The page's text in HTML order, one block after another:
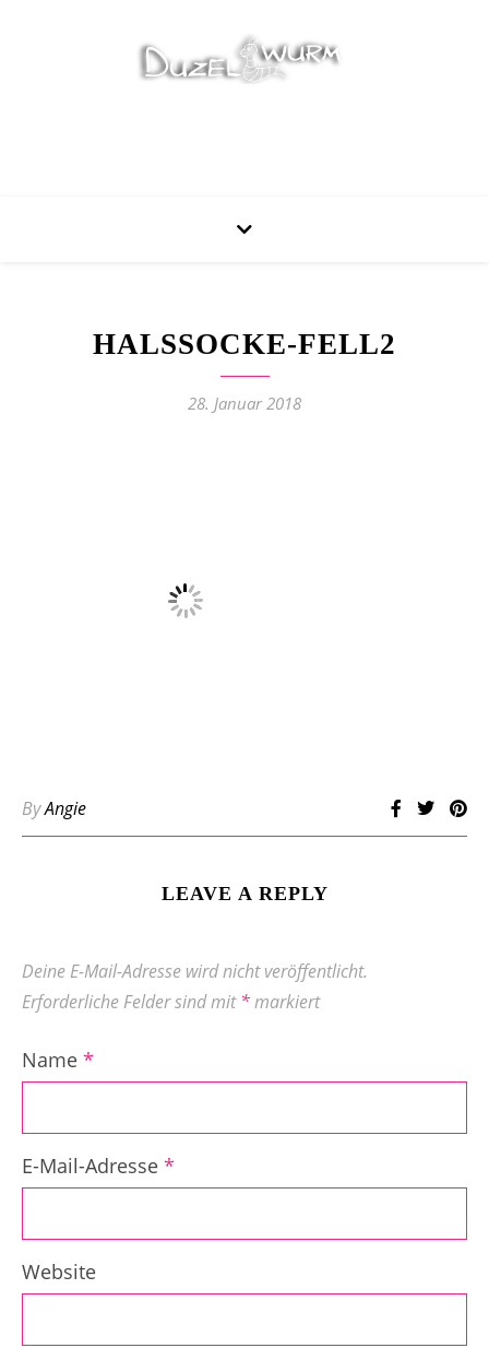
HALSSOCKE-FELL2
28. Januar 2018
ByAngie
LEAVE A REPLY
Deine E-Mail-Adresse wird nicht veröffentlicht.
Erforderliche Felder sind mit*markiert
Name *
E-Mail-Adresse *
Website